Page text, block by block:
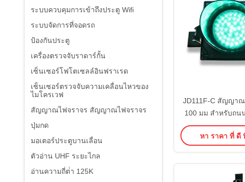
ระบบควบคุมการเข้าถึงประตู Wifi
ระบบจัดการที่จอดรถ
ป้องกันประตู
เครื่องตรวจจับราดาร์กั้น
เซ็นเซอร์โฟโตเซลล์อินฟราเรด
เซ็นเซอร์ตรวจจับความเคลื่อนไหวของ
ไมโครเวฟ
สัญญาณไฟจราจร สัญญาณไฟจราจร
ปุ่มกด
มอเตอร์ประตูบานเลื่อน
ตัวอ่าน UHF ระยะไกล
อ่านความถี่ต่ํา 125K
JD111F-C สัญญา
100 มม สําหรับถน
จุดแยก
หา ราคา ที่ ดี